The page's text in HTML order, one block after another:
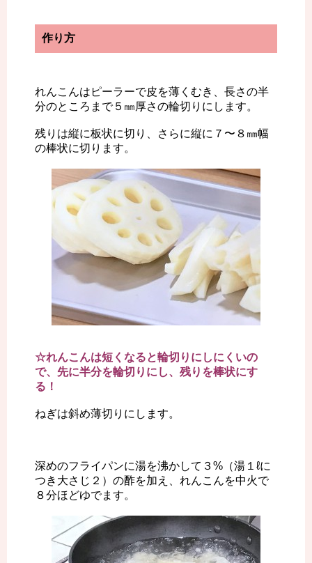
作り方
れんこんはピーラーで皮を薄くむき、長さの半
分のところまで５㎜厚さの輪切りにします。
残りは縦に板状に切り、さらに縦に７〜８㎜幅
の棒状に切ります。
☆れんこんは短くなると輪切りにしにくいの
で、先に半分を輪切りにし、残りを棒状にす
る！
ねぎは斜め薄切りにします。
深めのフライパンに湯を沸かして３%（湯１ℓに
つき大さじ２）の酢を加え、れんこんを中火で
８分ほどゆでます。